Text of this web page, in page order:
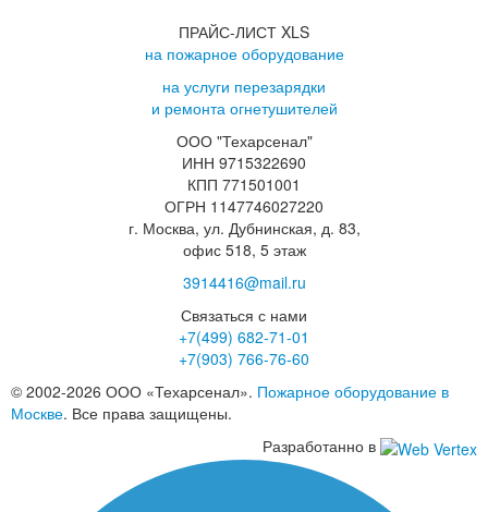
ПРАЙС-ЛИСТ XLS
на пожарное оборудование
на услуги перезарядки
и ремонта огнетушителей
ООО "Техарсенал"
ИНН 9715322690
КПП 771501001
ОГРН 1147746027220
г. Москва, ул. Дубнинская, д. 83,
офис 518, 5 этаж
3914416@mail.ru
Связаться с нами
+7(499) 682-71-01
+7(903) 766-76-60
© 2002-2026 ООО «Техарсенал». Пожарное оборудование в
Москве. Все права защищены.
Разработанно в